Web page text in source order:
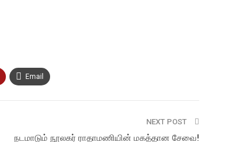
Email
NEXT POST
நடமாடும் நூலகர் ராதாமணியின் மகத்தான சேவை!